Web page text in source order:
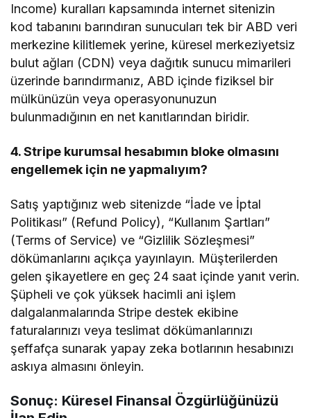
Income) kuralları kapsamında internet sitenizin
kod tabanını barındıran sunucuları tek bir ABD veri
merkezine kilitlemek yerine, küresel merkeziyetsiz
bulut ağları (CDN) veya dağıtık sunucu mimarileri
üzerinde barındırmanız, ABD içinde fiziksel bir
mülkünüzün veya operasyonunuzun
bulunmadığının en net kanıtlarından biridir.
4. Stripe kurumsal hesabımın bloke olmasını
engellemek için ne yapmalıyım?
Satış yaptığınız web sitenizde “İade ve İptal
Politikası” (Refund Policy), “Kullanım Şartları”
(Terms of Service) ve “Gizlilik Sözleşmesi”
dökümanlarını açıkça yayınlayın. Müşterilerden
gelen şikayetlere en geç 24 saat içinde yanıt verin.
Şüpheli ve çok yüksek hacimli ani işlem
dalgalanmalarında Stripe destek ekibine
faturalarınızı veya teslimat dökümanlarınızı
şeffafça sunarak yapay zeka botlarının hesabınızı
askıya almasını önleyin.
Sonuç: Küresel Finansal Özgürlüğünüzü